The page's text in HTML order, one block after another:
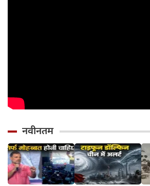
नवीनतम